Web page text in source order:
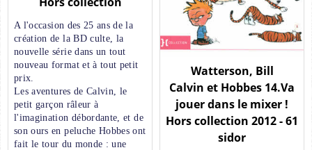
A l'occasion des 25 ans de la
création de la BD culte, la
nouvelle série dans un tout
nouveau format et à tout petit
prix.
Les aventures de Calvin, le
petit garçon râleur à
l'imagination débordante, et de
son ours en peluche Hobbes ont
fait le tour du monde : une
Watterson, Bill
Calvin et Hobbes 14.Va
jouer dans le mixer !
Hors collection 2012 - 61
sidor